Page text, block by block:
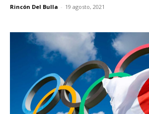
Rincón Del Bulla - 19 agosto, 2021